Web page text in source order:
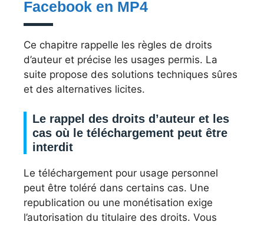
Facebook en MP4
Ce chapitre rappelle les règles de droits
d’auteur et précise les usages permis. La
suite propose des solutions techniques sûres
et des alternatives licites.
Le rappel des droits d’auteur et les
cas où le téléchargement peut être
interdit
Le téléchargement pour usage personnel
peut être toléré dans certains cas. Une
republication ou une monétisation exige
l’autorisation du titulaire des droits. Vous